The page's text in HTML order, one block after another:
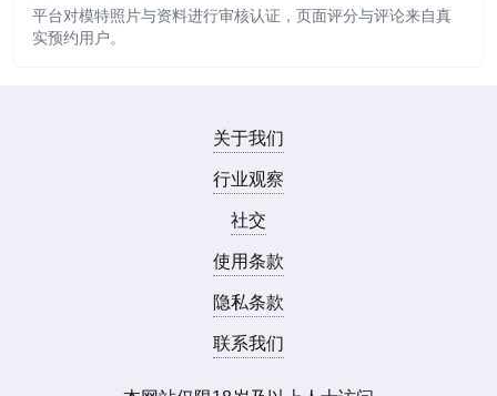
平台对模特照片与资料进行审核认证，页面评分与评论来自真
实预约用户。
关于我们
行业观察
社交
使用条款
隐私条款
联系我们